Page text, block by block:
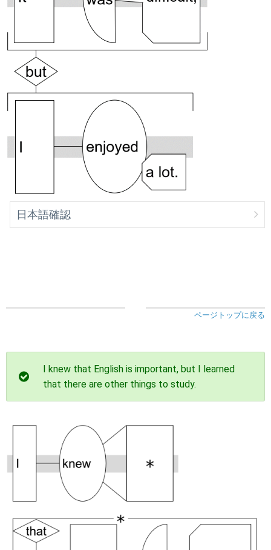
日本語確認
ページトップに戻る
I knew that English is important, but I learned
that there are other things to study.